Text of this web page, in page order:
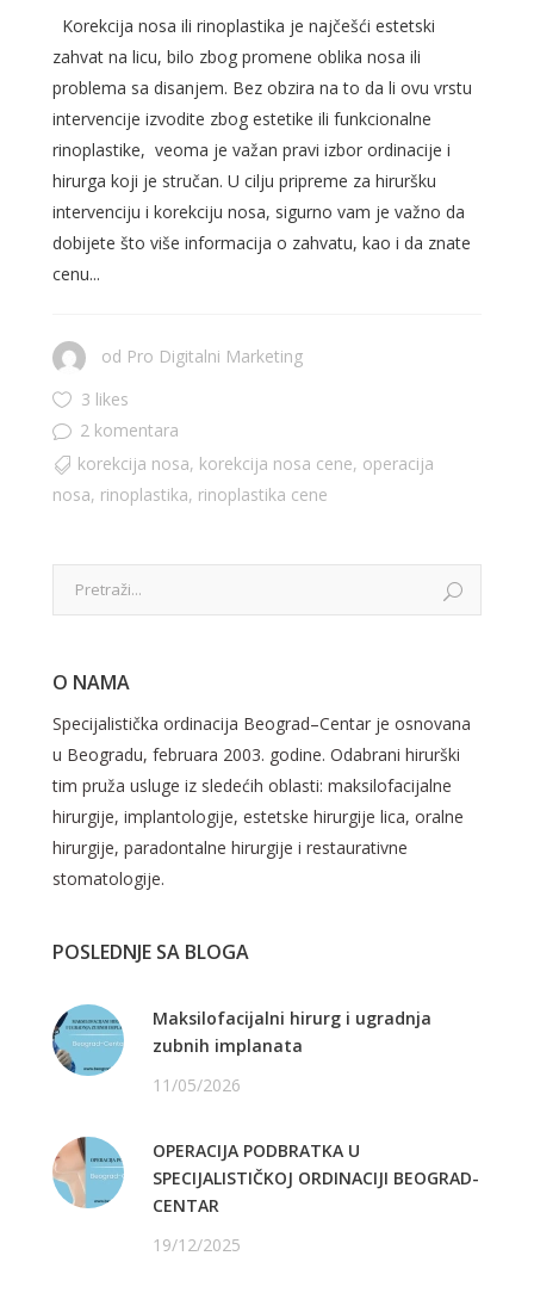
Korekcija nosa ili rinoplastika je najčešći estetski
zahvat na licu, bilo zbog promene oblika nosa ili
problema sa disanjem. Bez obzira na to da li ovu vrstu
intervencije izvodite zbog estetike ili funkcionalne
rinoplastike, veoma je važan pravi izbor ordinacije i
hirurga koji je stručan. U cilju pripreme za hiruršku
intervenciju i korekciju nosa, sigurno vam je važno da
dobijete što više informacija o zahvatu, kao i da znate
cenu...
od Pro Digitalni Marketing
3 likes
2 komentara
korekcija nosa, korekcija nosa cene, operacija
nosa, rinoplastika, rinoplastika cene
O NAMA
Specijalistička ordinacija Beograd–Centar je osnovana
u Beogradu, februara 2003. godine. Odabrani hirurški
tim pruža usluge iz sledećih oblasti: maksilofacijalne
hirurgije, implantologije, estetske hirurgije lica, oralne
hirurgije, paradontalne hirurgije i restaurativne
stomatologije.
POSLEDNJE SA BLOGA
Maksilofacijalni hirurg i ugradnja
zubnih implanata
11/05/2026
OPERACIJA PODBRATKA U
SPECIJALISTIČKOJ ORDINACIJI BEOGRAD-
CENTAR
19/12/2025